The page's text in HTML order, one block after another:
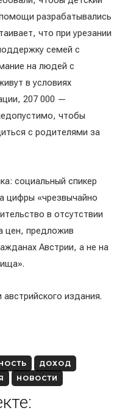
разрабатывались
что при урезании
семей с
на людей с
в условиях
207 000 —
чтобы
с родителями за
социальный спикер
цифры «чрезвычайно
в отсутствии
цен, предложив
Австрии, а не на
австрийского издания.
ДОХОД
НОВОСТИ